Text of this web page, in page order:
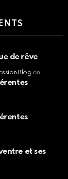
de rêve
Blog on
et ses